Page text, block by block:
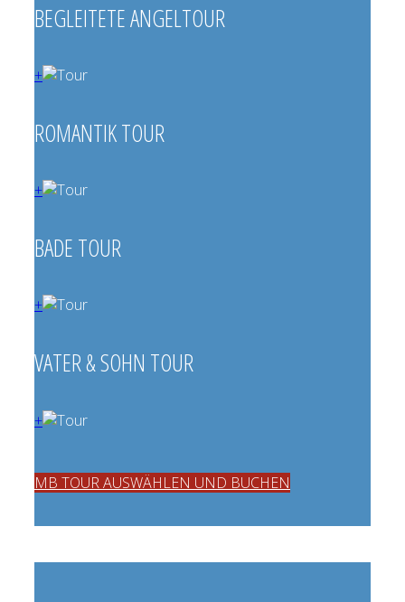
BEGLEITETE ANGELTOUR
+
ROMANTIK TOUR
+
BADE TOUR
+
VATER & SOHN TOUR
+
MB TOUR AUSWÄHLEN UND BUCHEN